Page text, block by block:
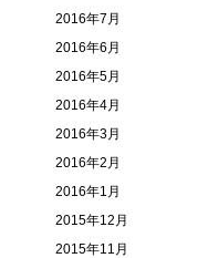
2016年7月
2016年6月
2016年5月
2016年4月
2016年3月
2016年2月
2016年1月
2015年12月
2015年11月